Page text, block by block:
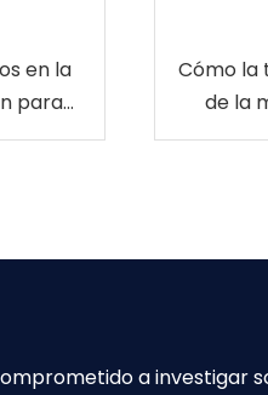
en la
para
Cómo la
de la
a investigar